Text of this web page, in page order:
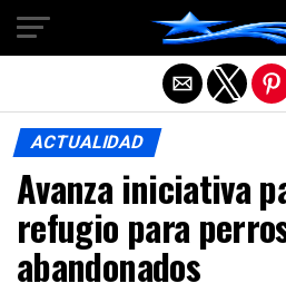
ACTUALIDAD
Avanza iniciativa
refugio para
abandonados
Salir de la